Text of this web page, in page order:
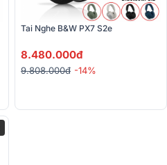
Tai Nghe B&W PX7 S2e
8.480.000đ
9.808.000đ -14%